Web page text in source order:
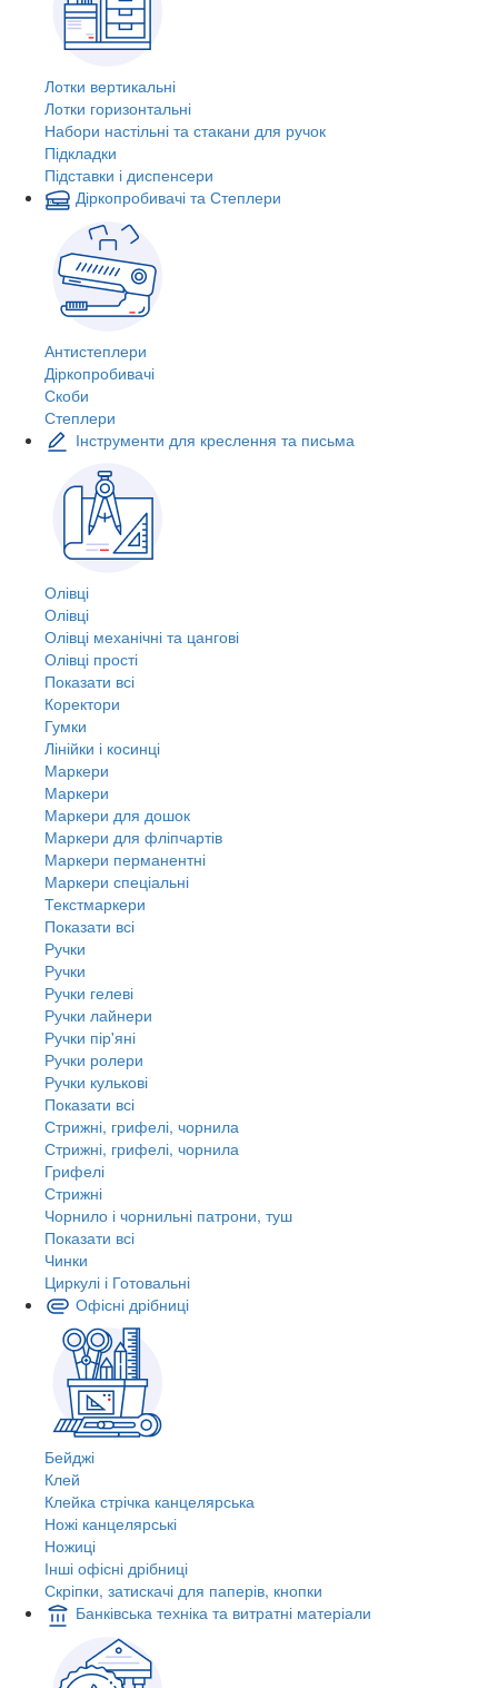
Лотки вертикальні
Лотки горизонтальні
Набори настільні та стакани для ручок
Підкладки
Підставки і диспенсери
Діркопробивачі та Степлери
Антистеплери
Діркопробивачі
Скоби
Степлери
Інструменти для креслення та письма
Олівці
Олівці
Олівці механічні та цангові
Олівці прості
Показати всі
Коректори
Гумки
Лінійки і косинці
Маркери
Маркери
Маркери для дошок
Маркери для фліпчартів
Маркери перманентні
Маркери спеціальні
Текстмаркери
Показати всі
Ручки
Ручки
Ручки гелеві
Ручки лайнери
Ручки пір'яні
Ручки ролери
Ручки кулькові
Показати всі
Стрижні, грифелі, чорнила
Стрижні, грифелі, чорнила
Грифелі
Стрижні
Чорнило і чорнильні патрони, туш
Показати всі
Чинки
Циркулі і Готовальні
Офісні дрібниці
Бейджі
Клей
Клейка стрічка канцелярська
Ножі канцелярські
Ножиці
Інші офісні дрібниці
Скріпки, затискачі для паперів, кнопки
Банківська техніка та витратні матеріали